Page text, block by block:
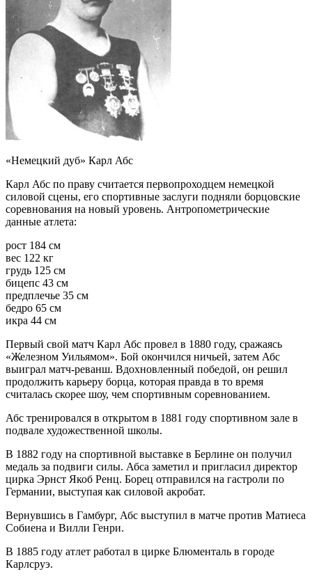
«Немецкий дуб» Карл Абс
Карл Абс по праву считается первопроходцем немецкой
силовой сцены, его спортивные заслуги подняли борцовские
соревнования на новый уровень. Антропометрические
данные атлета:
рост 184 см
вес 122 кг
грудь 125 см
бицепс 43 см
предплечье 35 см
бедро 65 см
икра 44 см
Первый свой матч Карл Абс провел в 1880 году, сражаясь
«Железном Уильямом». Бой окончился ничьей, затем Абс
выиграл матч-реванш. Вдохновленный победой, он решил
продолжить карьеру борца, которая правда в то время
считалась скорее шоу, чем спортивным соревнованием.
Абс тренировался в открытом в 1881 году спортивном зале в
подвале художественной школы.
В 1882 году на спортивной выставке в Берлине он получил
медаль за подвиги силы. Абса заметил и пригласил директор
цирка Эрнст Якоб Ренц. Борец отправился на гастроли по
Германии, выступая как силовой акробат.
Вернувшись в Гамбург, Абс выступил в матче против Матиеса
Собиена и Вилли Генри.
В 1885 году атлет работал в цирке Блюменталь в городе
Карлсруэ.